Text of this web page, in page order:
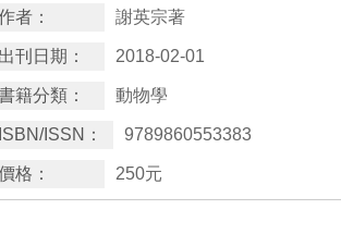
者： 謝英宗著
出刊日期： 2018-02-01
籍分類： 動物學
ISBN/ISSN： 9789860553383
格： 250元